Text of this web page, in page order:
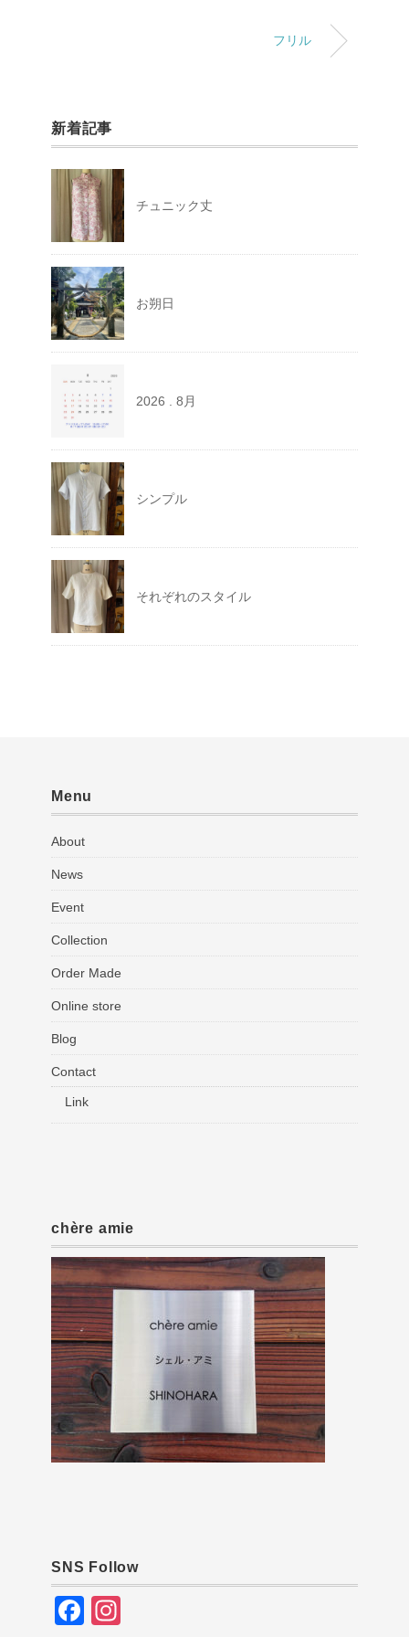
フリル
新着記事
チュニック丈
お朔日
2026 . 8月
シンプル
それぞれのスタイル
Menu
About
News
Event
Collection
Order Made
Online store
Blog
Contact
Link
chère amie
SNS Follow
F